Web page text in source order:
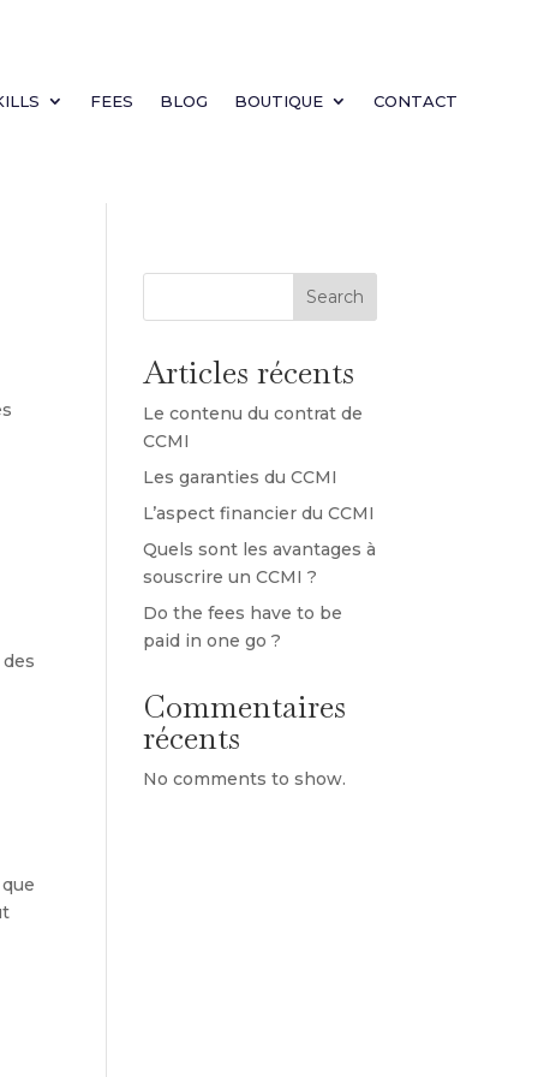
FEES BLOG BOUTIQUE CONTACT
Search
Articles récents
Le contenu du contrat de
CCMI
Les garanties du CCMI
L’aspect financier du CCMI
Quels sont les avantages à
souscrire un CCMI ?
Do the fees have to be
paid in one go ?
Commentaires
récents
No comments to show.